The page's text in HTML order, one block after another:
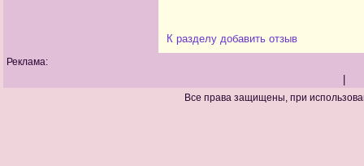
К разделу добавить отзыв
Реклама:
Все права защищены, при